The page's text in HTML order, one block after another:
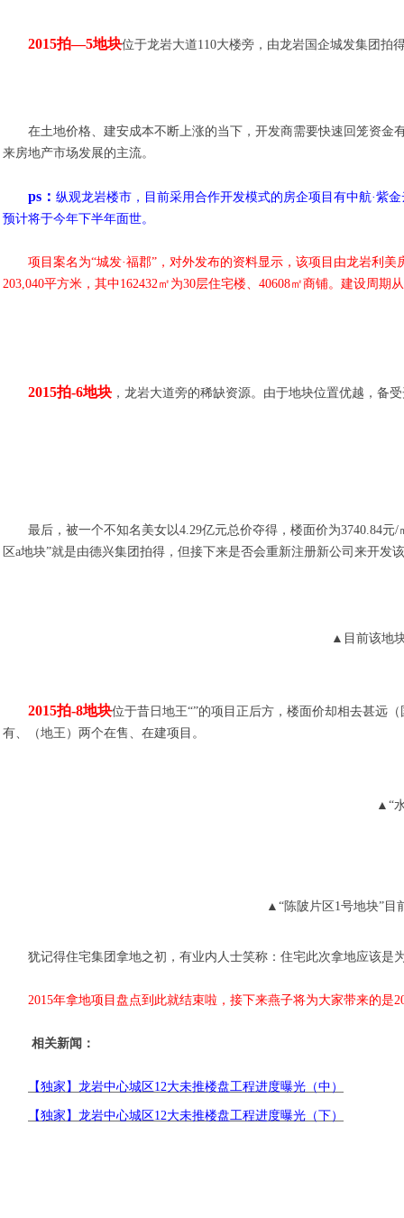
2015拍—5地块位于龙岩大道110大楼旁，由龙岩国企城发集团拍
在土地价格、建安成本不断上涨的当下，开发商需要快速回笼资
来房地产市场发展的主流。
ps： 纵观龙岩楼市，目前采用合作开发模式的房企项目有中航·紫
预计将于今年下半年面世。
项目案名为“城发·福郡”，对外发布的资料显示，该项目由龙岩利
203,040平方米，其中162432㎡为30层住宅楼、40608㎡商铺。建设周期
2015拍-6地块 ，龙岩大道旁的稀缺资源。由于地块位置优越，备
最后，被一个不知名美女以4.29亿元总价夺得，楼面价为3740.84
区a地块”就是由德兴集团拍得，但接下来是否会重新注册新公司来开发
▲ 目前该地
2015拍-8地块位于昔日地王“”的项目正后方，楼面价却相去甚远
有、（地王）两个在售、在建项目。
▲“
▲“陈陂片区1号地块”目
犹记得住宅集团拿地之初，有业内人士笑称：住宅此次拿地应该是
2015年拿地项目盘点到此就结束啦，接下来燕子将为大家带来的是
相关新闻：
【独家】龙岩中心城区12大未推楼盘工程进度曝光（中）
【独家】龙岩中心城区12大未推楼盘工程进度曝光（下）